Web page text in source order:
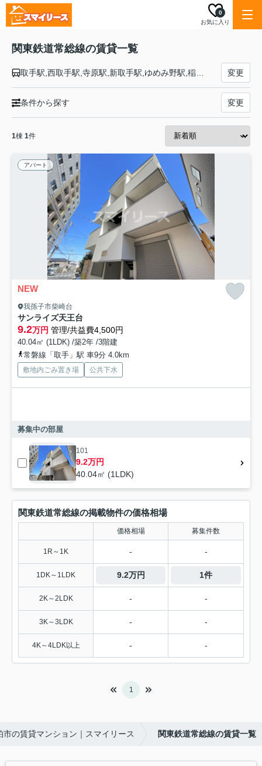
お気に入り
0
関東鉄道常総線の賃貸一覧
変更
条件から探す 変更
1棟 1件
アパート
NEW
我孫子市柴崎台
サンライズ天王台
9.2万円 管理/共益費4,500円
40.04㎡ (1LDK) /築2年 /3階建
常磐線「取手」駅 車9分 4.0km
敷地内ごみ置き場 公共下水
募集中の部屋
101
9.2万円
40.04㎡ (1LDK)
関東鉄道常総線の掲載物件の価格相場
価格相場 募集件数
1R～1K - -
1DK～1LDK 9.2万円 1件
2K～2LDK - -
3K～3LDK - -
4K～4LDK以上 - -
1
市の賃貸マンション｜スマイリース 関東鉄道常総線の賃貸一覧